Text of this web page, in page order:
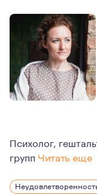
Психолог,
групп Читать еще
Родилась в семье